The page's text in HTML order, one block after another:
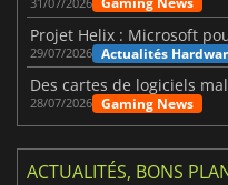
Projet Helix : Microsoft
29/07/2026 Actualités
28/07/2026 Gaming News
ACTUALITÉS, BONS